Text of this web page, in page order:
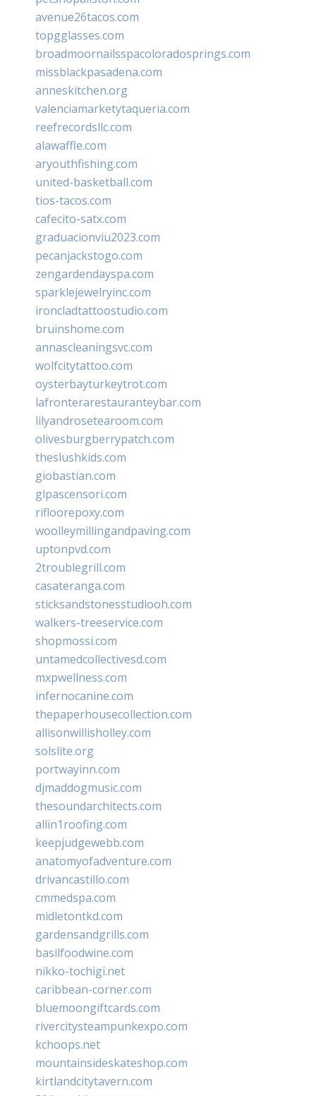
avenue26tacos.com
topgglasses.com
broadmoornailsspacoloradosprings.com
missblackpasadena.com
anneskitchen.org
valenciamarketytaqueria.com
reefrecordsllc.com
alawaffle.com
aryouthfishing.com
united-basketball.com
tios-tacos.com
cafecito-satx.com
graduacionviu2023.com
pecanjackstogo.com
zengardendayspa.com
sparklejewelryinc.com
ironcladtattoostudio.com
bruinshome.com
annascleaningsvc.com
wolfcitytattoo.com
oysterbayturkeytrot.com
lafronterarestauranteybar.com
lilyandrosetearoom.com
olivesburgberrypatch.com
theslushkids.com
giobastian.com
glpascensori.com
rifloorepoxy.com
woolleymillingandpaving.com
uptonpvd.com
2troublegrill.com
casateranga.com
sticksandstonesstudiooh.com
walkers-treeservice.com
shopmossi.com
untamedcollectivesd.com
mxpwellness.com
infernocanine.com
thepaperhousecollection.com
allisonwillisholley.com
solslite.org
portwayinn.com
djmaddogmusic.com
thesoundarchitects.com
allin1roofing.com
keepjudgewebb.com
anatomyofadventure.com
drivancastillo.com
cmmedspa.com
midletontkd.com
gardensandgrills.com
basilfoodwine.com
nikko-tochigi.net
caribbean-corner.com
bluemoongiftcards.com
rivercitysteampunkexpo.com
kchoops.net
mountainsideskateshop.com
kirtlandcitytavern.com